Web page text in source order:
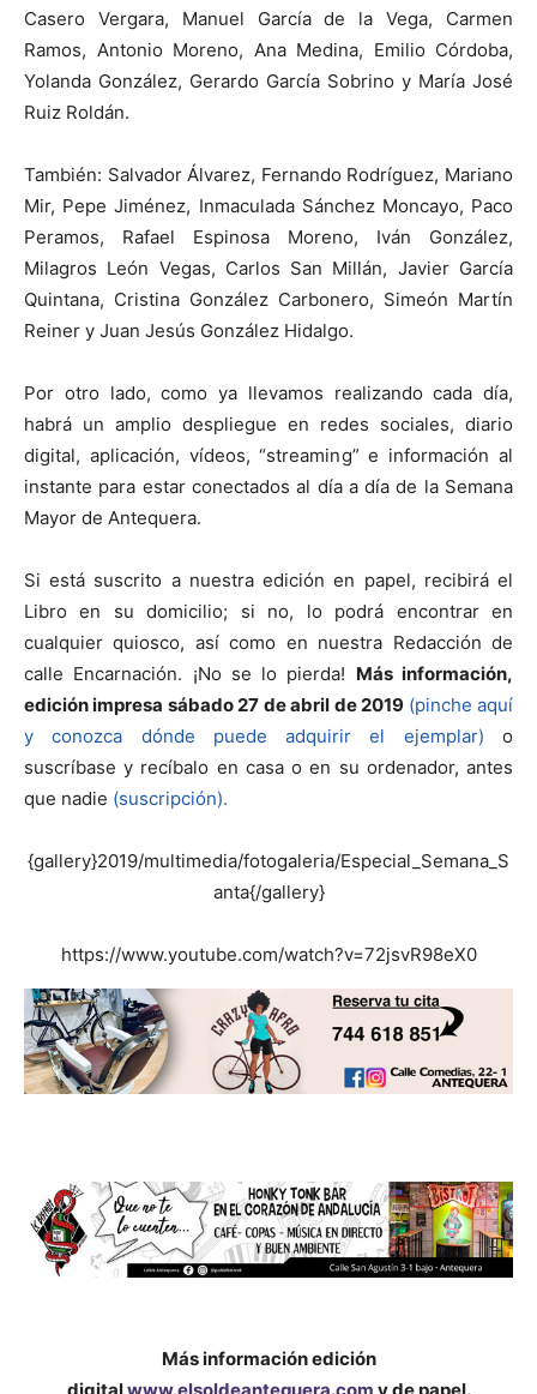
Casero Vergara, Manuel García de la Vega, Carmen
Ramos, Antonio Moreno, Ana Medina, Emilio Córdoba,
Yolanda González, Gerardo García Sobrino y María José
Ruiz Roldán.
También: Salvador Álvarez, Fernando Rodríguez, Mariano
Mir, Pepe Jiménez, Inmaculada Sánchez Moncayo, Paco
Peramos, Rafael Espinosa Moreno, Iván González,
Milagros León Vegas, Carlos San Millán, Javier García
Quintana, Cristina González Carbonero, Simeón Martín
Reiner y Juan Jesús González Hidalgo.
Por otro lado, como ya llevamos realizando cada día,
habrá un amplio despliegue en redes sociales, diario
digital, aplicación, vídeos, “streaming” e información al
instante para estar conectados al día a día de la Semana
Mayor de Antequera.
Si está suscrito a nuestra edición en papel, recibirá el
Libro en su domicilio; si no, lo podrá encontrar en
cualquier quiosco, así como en nuestra Redacción de
calle Encarnación. ¡No se lo pierda! Más información,
edición impresa sábado 27 de abril de 2019 (pinche aquí
y conozca dónde puede adquirir el ejemplar) o
suscríbase y recíbalo en casa o en su ordenador, antes
que nadie (suscripción).
{gallery}2019/multimedia/fotogaleria/Especial_Semana_S
anta{/gallery}
https://www.youtube.com/watch?v=72jsvR98eX0
Más información edición